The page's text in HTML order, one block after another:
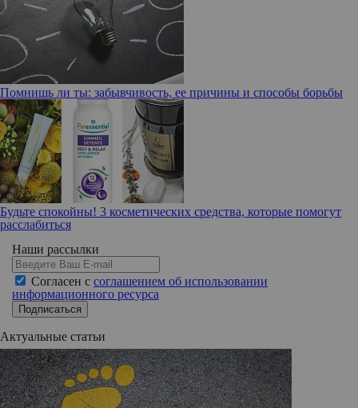
Помнишь ли ты: забывчивость, ее причины и способы борьбы
Будьте спокойны! 3 косметических средства, которые помогут
расслабиться
Наши рассылки
Согласен с соглашением об использовании
информационного ресурса
Подписаться
Актуальные статьи